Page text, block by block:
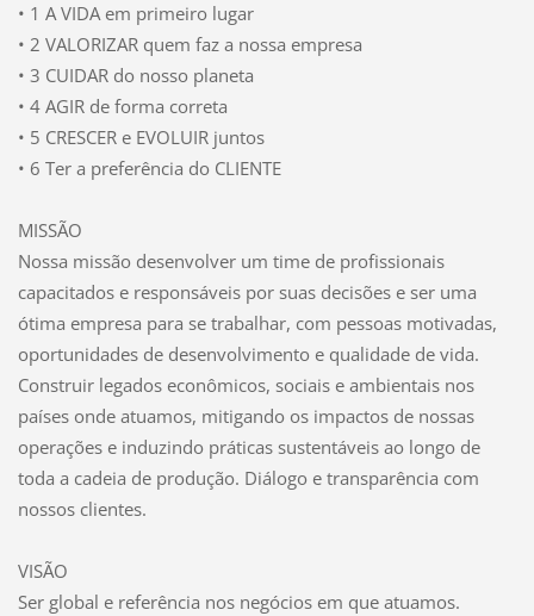
• 1 A VIDA em primeiro lugar
• 2 VALORIZAR quem faz a nossa empresa
• 3 CUIDAR do nosso planeta
• 4 AGIR de forma correta
• 5 CRESCER e EVOLUIR juntos
• 6 Ter a preferência do CLIENTE
MISSÃO
Nossa missão desenvolver um time de profissionais
capacitados e responsáveis por suas decisões e ser uma
ótima empresa para se trabalhar, com pessoas motivadas,
oportunidades de desenvolvimento e qualidade de vida.
Construir legados econômicos, sociais e ambientais nos
países onde atuamos, mitigando os impactos de nossas
operações e induzindo práticas sustentáveis ao longo de
toda a cadeia de produção. Diálogo e transparência com
nossos clientes.
VISÃO
Ser global e referência nos negócios em que atuamos.